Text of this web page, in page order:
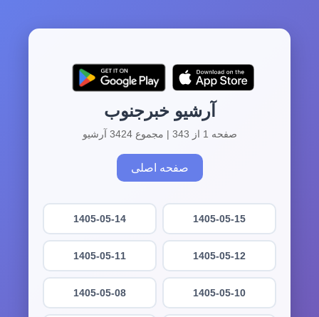
آرشیو خبرجنوب
صفحه 1 از 343 | مجموع 3424 آرشیو
صفحه اصلی
1405-05-15
1405-05-14
1405-05-12
1405-05-11
1405-05-10
1405-05-08